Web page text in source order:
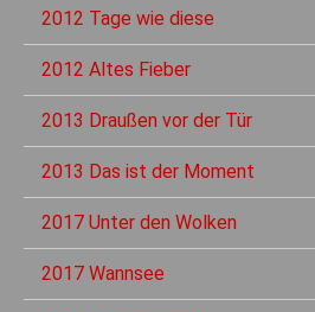
2012 Tage wie diese
2012 Altes Fieber
2013 Draußen vor der Tür
2013 Das ist der Moment
2017 Unter den Wolken
2017 Wannsee